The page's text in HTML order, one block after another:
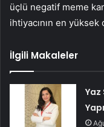
üçlü negatif meme
ihtiyacının en
İlgili Makaleler
Yaz